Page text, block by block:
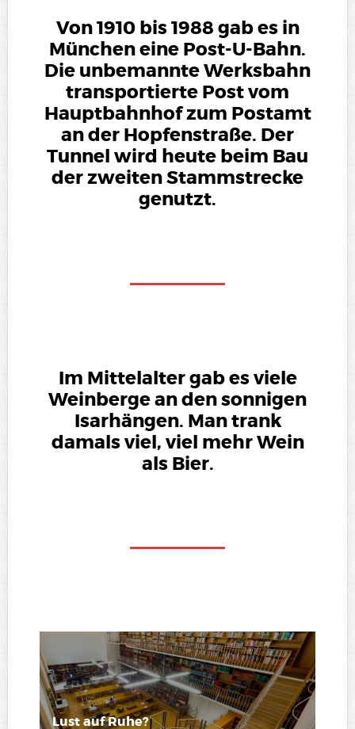
Von 1910 bis 1988 gab es in
München eine Post-U-Bahn.
Die unbemannte Werksbahn
transportierte Post vom
Hauptbahnhof zum Postamt
an der Hopfenstraße. Der
Tunnel wird heute beim Bau
der zweiten Stammstrecke
genutzt.
Im Mittelalter gab es viele
Weinberge an den sonnigen
Isarhängen. Man trank
damals viel, viel mehr Wein
als Bier.
Lust auf Ruhe?